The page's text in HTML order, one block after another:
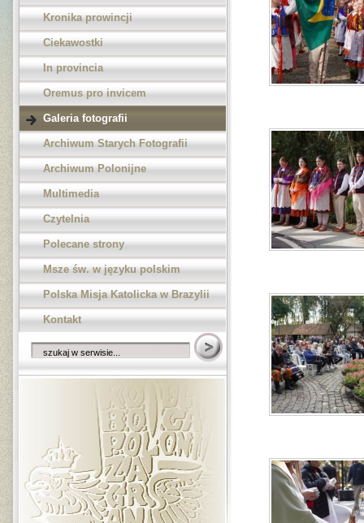
Kronika prowincji
Ciekawostki
In provincia
Oremus pro invicem
Galeria fotografii
Archiwum Starych Fotografii
Archiwum Polonijne
Multimedia
Czytelnia
Polecane strony
Msze św. w języku polskim
Polska Misja Katolicka w Brazylii
Kontakt